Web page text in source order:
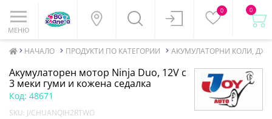
МЕНЮ
0 0
НАЧАЛО ПРОДУКТИ ПО КАТЕГОРИИ АКУМУЛАТОРНИ КОЛИ,
Акумулаторен мотор Ninja Duo, 12V с
3 меки гуми и кожена седалка
Код: 48671
SKU: J/CHUANQIH2RTWO